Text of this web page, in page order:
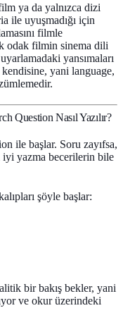
ya da yalnızca dizi
ile uyuşmadığı için
filmle
odak filmin sinema dili
yansımaları
yani language,
Question Nasıl Yazılır?
ile başlar. Soru zayıfsa,
iyi yazma becerilerin bile
şöyle başlar:
bir bakış bekler, yani
ve okur üzerindeki